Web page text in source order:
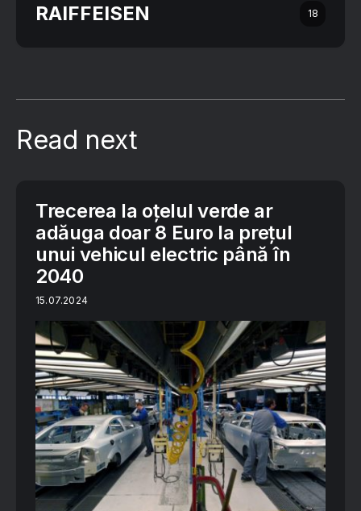
RAIFFEISEN 18
Read next
Trecerea la oțelul verde ar
adăuga doar 8 Euro la prețul
unui vehicul electric până în
2040
15.07.2024